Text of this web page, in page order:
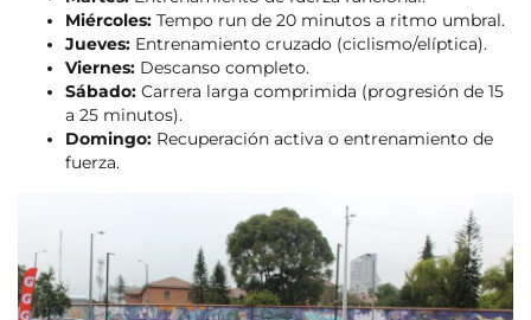
Miércoles: Tempo run de 20 minutos a ritmo umbral.
Jueves: Entrenamiento cruzado (ciclismo/elíptica).
Viernes: Descanso completo.
Sábado: Carrera larga comprimida (progresión de 15
a 25 minutos).
Domingo: Recuperación activa o entrenamiento de
fuerza.